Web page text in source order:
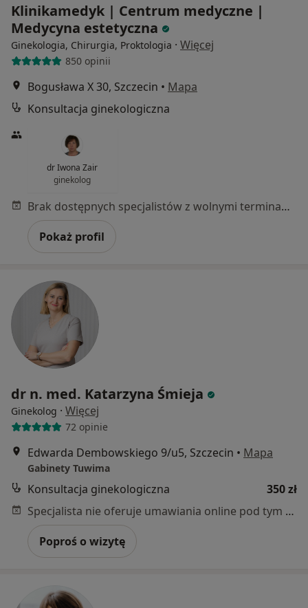
Klinikamedyk | Centrum medyczne |
Medycyna estetyczna
Ginekologia, Chirurgia, Proktologia · Więcej
850 opinii
Bogusława X 30, Szczecin • Mapa
Konsultacja ginekologiczna
dr Iwona Zair
ginekolog
Brak dostępnych specjalistów z wolnymi terminami w tym centrum medycznym.
Pokaż profil
dr n. med. Katarzyna Śmieja
Ginekolog · Więcej
72 opinie
Edwarda Dembowskiego 9/u5, Szczecin • Mapa
Gabinety Tuwima
Konsultacja ginekologiczna
350 zł
Specjalista nie oferuje umawiania online pod tym adresem.
Poproś o wizytę